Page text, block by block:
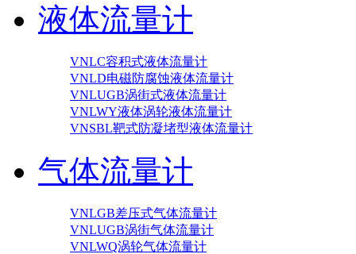
液体流量计
VNLC容积式液体流量计
VNLD电磁防腐蚀液体流量计
VNLUGB涡街式液体流量计
VNLWY液体涡轮液体流量计
VNSBL靶式防凝堵型液体流量计
气体流量计
VNLGB差压式气体流量计
VNLUGB涡街气体流量计
VNLWQ涡轮气体流量计